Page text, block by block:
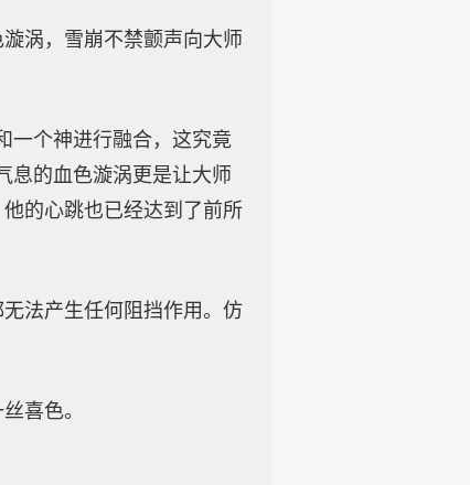
涡，雪崩不禁颤声向大师
一个神进行融合，这究竟
息的血色漩涡更是让大师
的心跳也已经达到了前所
法产生任何阻挡作用。仿
喜色。